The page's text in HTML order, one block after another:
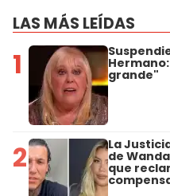
LAS MÁS LEÍDAS
1 grande"
2 La
de
que